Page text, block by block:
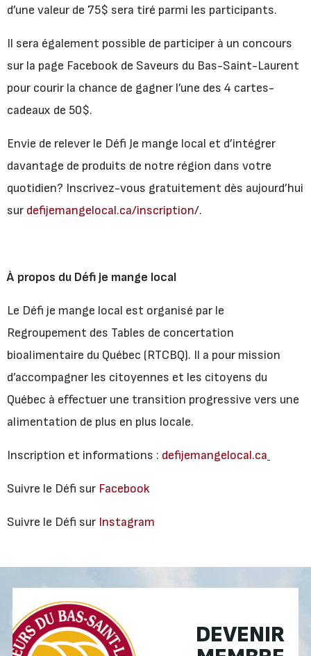
d’une valeur de 75$ sera tiré parmi les participants.
Il sera également possible de participer à un concours
sur la page Facebook de Saveurs du Bas-Saint-Laurent
pour courir la chance de gagner l’une des 4 cartes-
cadeaux de 50$.
Envie de relever le Défi Je mange local et d’intégrer
davantage de produits de notre région dans votre
quotidien? Inscrivez-vous gratuitement dès aujourd’hui
sur defijemangelocal.ca/inscription/.
À propos du Défi je mange local
Le Défi je mange local est organisé par le
Regroupement des Tables de concertation
bioalimentaire du Québec (RTCBQ). Il a pour mission
d’accompagner les citoyennes et les citoyens du
Québec à effectuer une transition progressive vers une
alimentation de plus en plus locale.
Inscription et informations : defijemangelocal.ca
Suivre le Défi sur Facebook
Suivre le Défi sur Instagram
DEVENIR